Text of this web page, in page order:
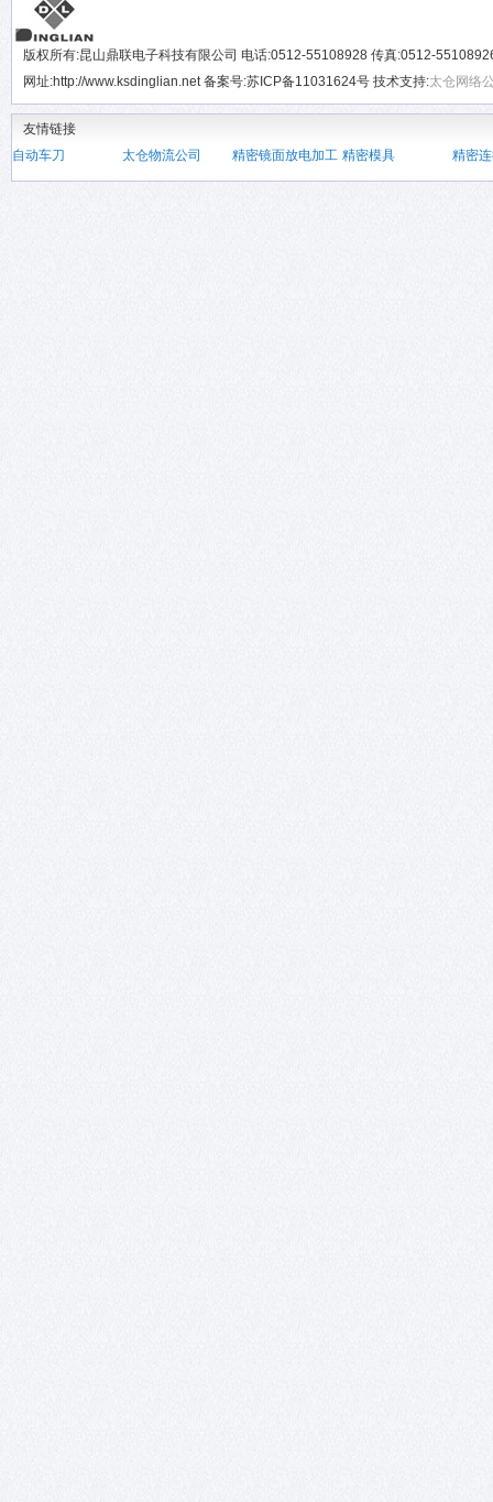
版权所有:昆山鼎联电子科技有限公司 电话:0512-55108928 传真:0512-
网址:http://www.ksdinglian.net 备案号:苏ICP备11031624号 技术支持:太仓网络
友情链接
自动车刀
太仓物流公司 精密镜面放电加工 精密模具 精密